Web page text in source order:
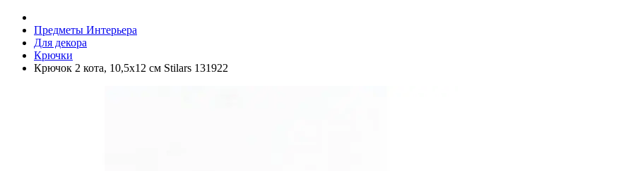
Предметы Интерьера
Для декора
Крючки
Крючок 2 кота, 10,5х12 см Stilars 131922